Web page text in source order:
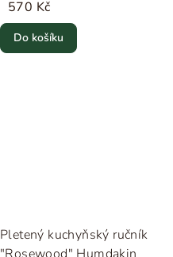
570 Kč
Do košíku
Pletený kuchyňský ručník